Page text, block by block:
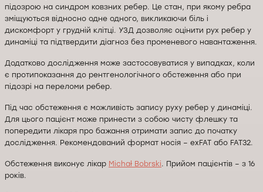
підозрою на синдром ковзних ребер. Це стан, при якому ребра
зміщуються відносно одне одного, викликаючи біль і
дискомфорт у грудній клітці. УЗД дозволяє оцінити рух ребер у
динаміці та підтвердити діагноз без променевого навантаження.
Додатково дослідження може застосовуватися у випадках, коли
є протипоказання до рентгенологічного обстеження або при
підозрі на переломи ребер.
Під час обстеження є можливість запису руху ребер у динаміці.
Для цього пацієнт може принести з собою чисту флешку та
попередити лікаря про бажання отримати запис до початку
дослідження. Рекомендований формат носія – exFAT або FAT32.
Обстеження виконує лікар Michał Bobrski. Прийом пацієнтів – з 16
років.